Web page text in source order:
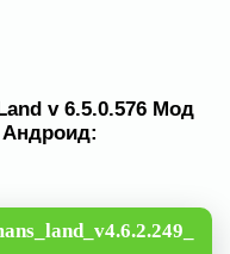
v 6.5.0.576 Мод